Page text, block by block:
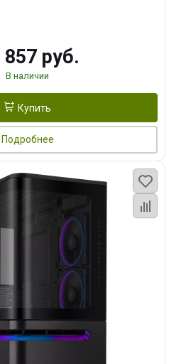
857 руб.
В наличии
Купить
Подробнее